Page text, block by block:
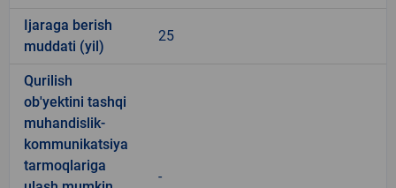
Ijaraga berish
muddati (yil)
25
Qurilish
ob'yektini tashqi
muhandislik-
kommunikatsiya
tarmoqlariga
-